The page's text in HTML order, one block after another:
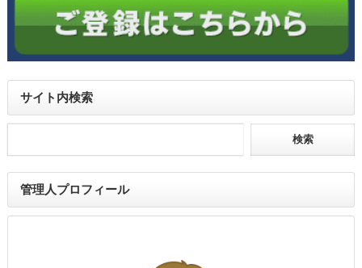
サイト内検索
管理人プロフィール